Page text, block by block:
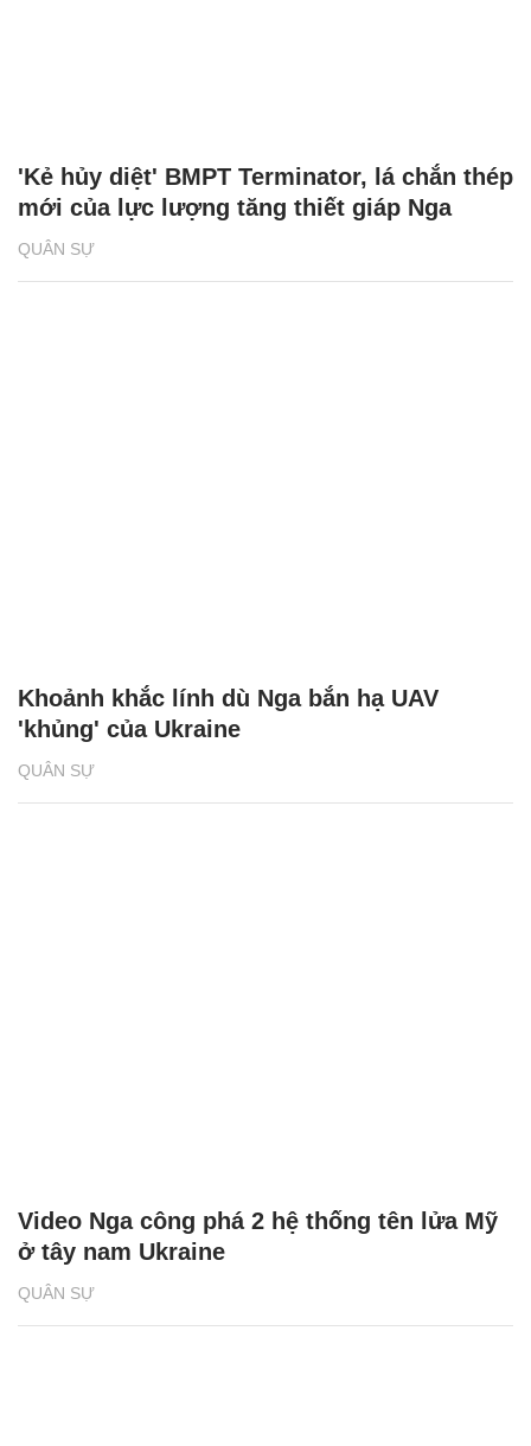
QUÂN SỰ
'Kẻ hủy diệt' BMPT Terminator, lá chắn thép
mới của lực lượng tăng thiết giáp Nga
QUÂN SỰ
Khoảnh khắc lính dù Nga bắn hạ UAV
'khủng' của Ukraine
QUÂN SỰ
Video Nga công phá 2 hệ thống tên lửa Mỹ
ở tây nam Ukraine